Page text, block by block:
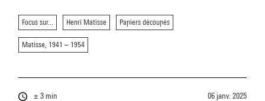
Focus sur... Henri Matisse Papiers découpés
Matisse, 1941 – 1954
± 3 min 06 janv. 2025